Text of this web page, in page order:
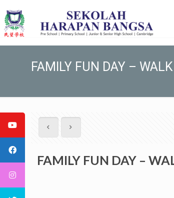
FAMILY FUN DAY –
FAMILY FUN DAY –